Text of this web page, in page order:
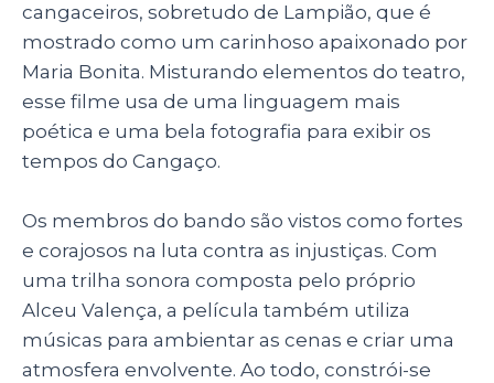
cangaceiros, sobretudo de Lampião, que é
mostrado como um carinhoso apaixonado por
Maria Bonita. Misturando elementos do teatro,
esse filme usa de uma linguagem mais
poética e uma bela fotografia para exibir os
tempos do Cangaço.
Os membros do bando são vistos como fortes
e corajosos na luta contra as injustiças. Com
uma trilha sonora composta pelo próprio
Alceu Valença, a película também utiliza
músicas para ambientar as cenas e criar uma
atmosfera envolvente. Ao todo, constrói-se